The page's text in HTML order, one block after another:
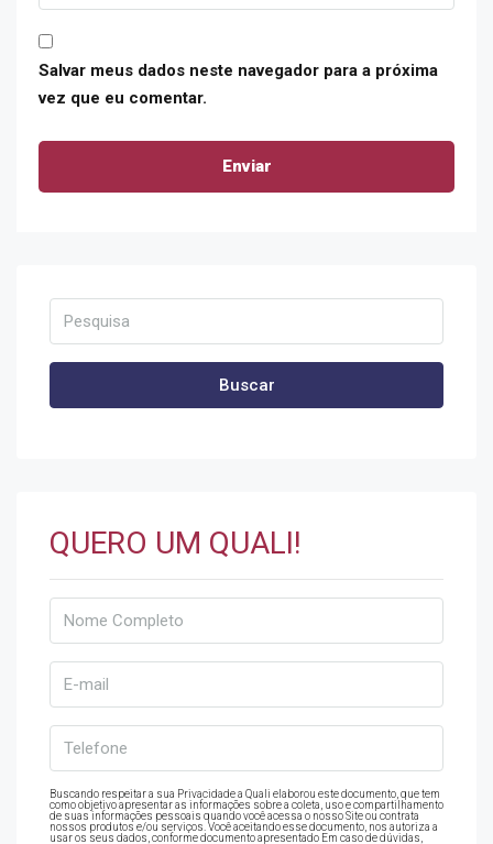
Salvar meus dados neste navegador para a próxima
vez que eu comentar.
Buscar
QUERO UM QUALI!
Buscando respeitar a sua Privacidade a Quali elaborou este documento, que tem
como objetivo apresentar as informações sobre a coleta, uso e compartilhamento
de suas informações pessoais quando você acessa o nosso Site ou contrata
nossos produtos e/ou serviços. Você aceitando esse documento, nos autoriza a
usar os seus dados, conforme documento apresentado Em caso de dúvidas,